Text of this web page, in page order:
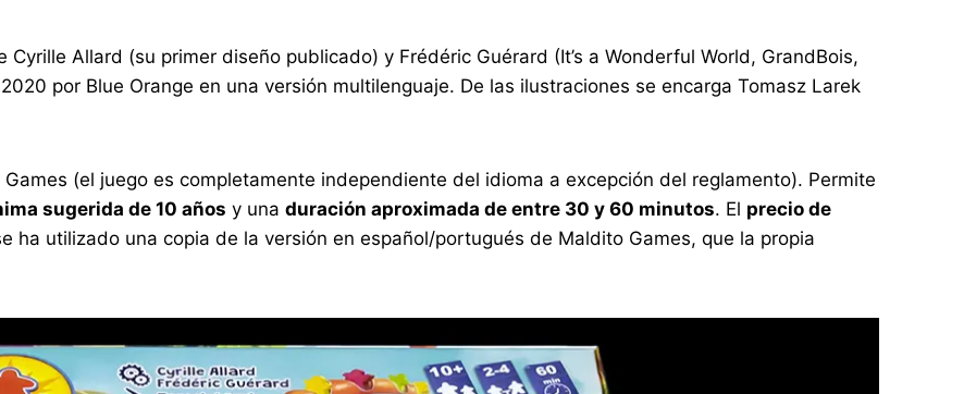
Cyrille Allard (su primer diseño publicado) y Frédéric Guérard (It’s a Wonderful World, GrandBois,
por Blue Orange en una versión multilenguaje. De las ilustraciones se encarga Tomasz Larek
(el juego es completamente independiente del idioma a excepción del reglamento). Permite
sugerida de 10 años y unaduración aproximada de entre 30 y 60 minutos. El precio de
ha utilizado una copia de la versión en español/portugués de Maldito Games, que la propia